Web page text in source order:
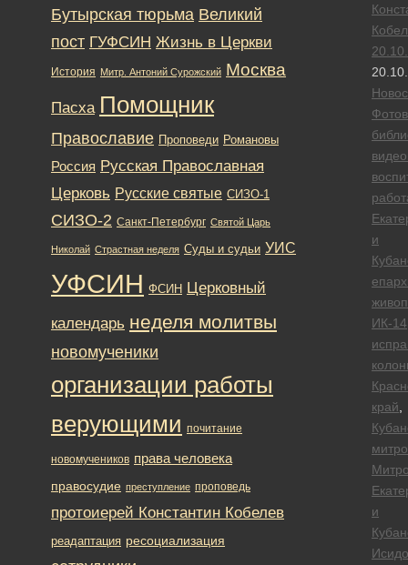
и
ИК-14
край
и
Бутырская тюрьма Великий
пост ГУФСИН Жизнь в Церкви
История Митр. Антоний Сурожский Москва
Пасха Помощник
Православие Проповеди Романовы
Россия Русская Православная
Церковь Русские святые СИЗО-1
СИЗО-2 Санкт-Петербург Святой Царь
Николай Страстная неделя Суды и судьи УИС
УФСИН ФСИН Церковный
календарь неделя молитвы
новомученики
организации работы
верующими почитание
новомучеников права человека
правосудие преступление проповедь
протоиерей Константин Кобелев
реадаптация ресоциализация